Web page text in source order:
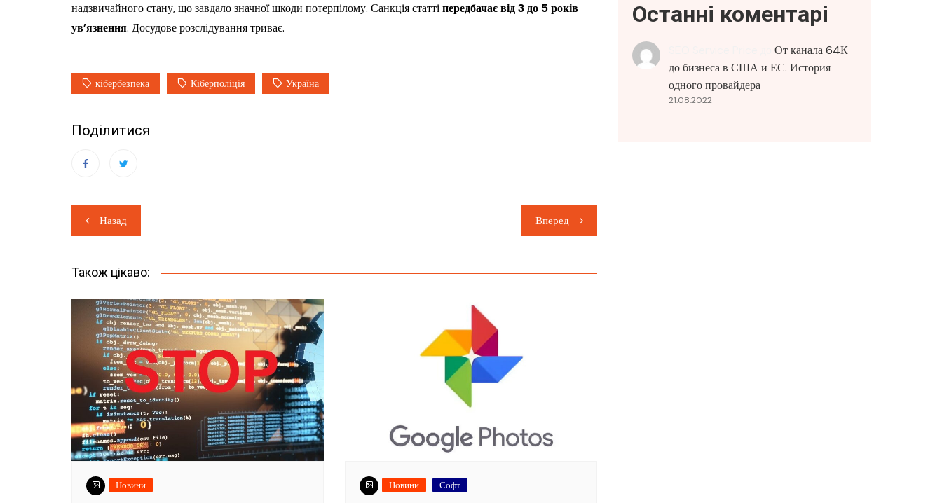
надзвичайного стану, що завдало значної шкоди потерпілому. Санкція статтіпередбачає від 3 до 5 років
ув’язнення. Досудове розслідування триває.
кібербезпека Кіберполіція Україна
Поділитися
Навігація
записів
Назад Вперед
Також цікаво:
Новини Новини Софт
Останні коментарі
От канала 64К
до бизнеса в США и ЕС. История
одного провайдера
21.08.2022